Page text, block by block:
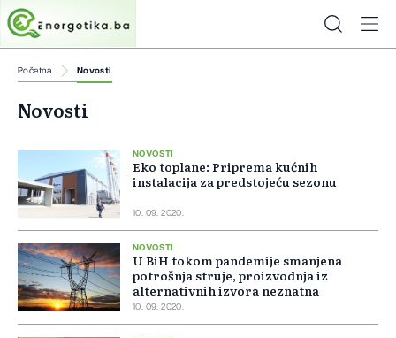
Početna Novosti
Novosti
NOVOSTI
Eko toplane: Priprema kućnih
instalacija za predstojeću sezonu
10. 09. 2020.
NOVOSTI
U BiH tokom pandemije smanjena
potrošnja struje, proizvodnja iz
alternativnih izvora neznatna
10. 09. 2020.